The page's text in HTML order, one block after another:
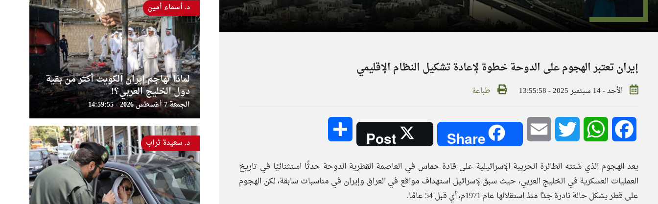
إيران تعتبر الهجوم على الدوحة خطوة لإعادة تشكيل النظام الإقليمي
الأحد - 14 سبتمبر 2025 - 13:55:58 طباعة
Facebook
WhatsApp
Twitter
Email
Share
Post
يعد الهجوم الذي شنته الطائرة الحربية الإسرائيلية على قادة حماس في العاصمة القطرية الدوحة حدثًا استثنائيًا في تاريخ
العمليات العسكرية في الخليج العربي، حيث سبق لإسرائيل استهداف مواقع في العراق وإيران في مناسبات سابقة، لكن الهجوم
على قطر يشكل حالة نادرة جدًا منذ استقلالها عام 1971م، أي قبل 54 عامًا.
لماذا تهاجم إيران الكويت أكثر من بقية
دول الخليج العربي؟!
الجمعة 7 أغسطس 2026 - 14:59:55
د. أسماء أمين
د. سعيدة تراب